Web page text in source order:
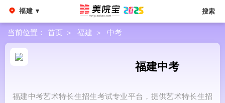
福建 ▾ 搜索
当前位置： 首页 ＞ 福建 ＞ 中考
福建中考
福建中考艺术特长生招生考试专业平台，提供艺术特长生招